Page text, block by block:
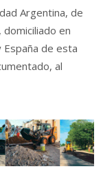
Argentina, de
en
de esta
al